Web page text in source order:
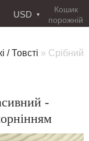
Кошик
порожній
USD
/ Товсті » Срібний
-